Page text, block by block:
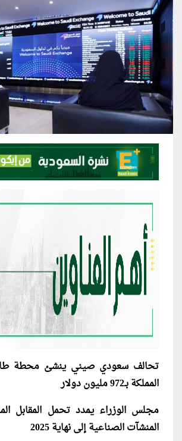
تحالف سعودي صيني ينشئ محطة
المملكة بـ972 مليون دولار
مجلس الوزراء يمدد تحمل المقابل
المنشآت الصناعية إلى نهاية 2025